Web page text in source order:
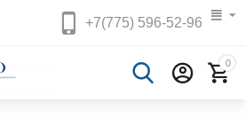
+7(775)596-52-96
0